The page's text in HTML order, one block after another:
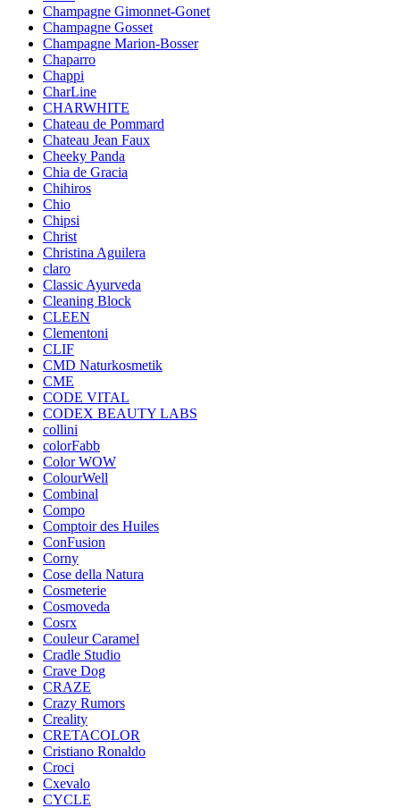
Champagne Gimonnet-Gonet
Champagne Gosset
Champagne Marion-Bosser
Chaparro
Chappi
CharLine
CHARWHITE
Chateau de Pommard
Chateau Jean Faux
Cheeky Panda
Chia de Gracia
Chihiros
Chio
Chipsi
Christ
Christina Aguilera
claro
Classic Ayurveda
Cleaning Block
CLEEN
Clementoni
CLIF
CMD Naturkosmetik
CME
CODE VITAL
CODEX BEAUTY LABS
collini
colorFabb
Color WOW
ColourWell
Combinal
Compo
Comptoir des Huiles
ConFusion
Corny
Cose della Natura
Cosmeterie
Cosmoveda
Cosrx
Couleur Caramel
Cradle Studio
Crave Dog
CRAZE
Crazy Rumors
Creality
CRETACOLOR
Cristiano Ronaldo
Croci
Cxevalo
CYCLE